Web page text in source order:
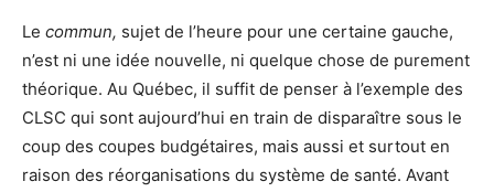
Le commun, sujet de l’heure pour une certaine gauche,
n’est ni une idée nouvelle, ni quelque chose de purement
théorique. Au Québec, il suffit de penser à l’exemple des
CLSC qui sont aujourd’hui en train de disparaître sous le
coup des coupes budgétaires, mais aussi et surtout en
raison des réorganisations du système de santé. Avant